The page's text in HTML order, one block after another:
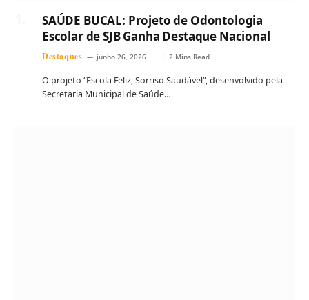
SAÚDE BUCAL: Projeto de Odontologia
Escolar de SJB Ganha Destaque Nacional
Destaques junho 26, 2026 2 Mins Read
O projeto “Escola Feliz, Sorriso Saudável”, desenvolvido pela
Secretaria Municipal de Saúde…